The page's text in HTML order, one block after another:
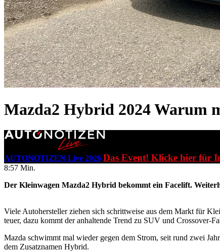
Mazda2 Hybrid 2024Warum
AUTONOTIZEN Live 2026 Das Event! Klicke hier für
8:57 Min.
Der Kleinwagen Mazda2 Hybrid bekommt ein Facelift.
Viele Autohersteller ziehen sich schrittweise aus dem Markt für
teuer, dazu kommt der anhaltende Trend zu SUV und Crossover-
Mazda schwimmt mal wieder gegen dem Strom, seit rund zwei
dem Zusatznamen Hybrid.